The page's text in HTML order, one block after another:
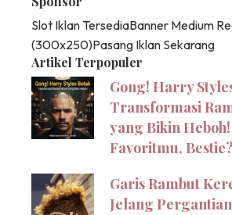
Slot Iklan TersediaBanner Medium
(300x250)Pasang Iklan Sekarang
Artikel Terpopuler
Gong! Harry
Transformasi
yang Bikin
Favoritmu, Bestie?
Garis Rambut
Jelang